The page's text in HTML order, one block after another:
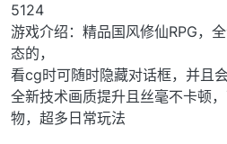
5124
游戏介绍：精品国风修仙RPG，
态的，
看cg时可随时隐藏对话框，并且
全新技术画质提升且丝毫不卡顿
物，超多日常玩法